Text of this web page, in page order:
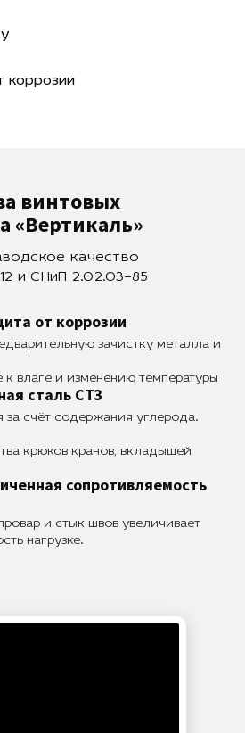
коррозии
винтовых
«Вертикаль»
качество
и СНиП 2.02.03–85
от коррозии
зачистку металла и
к влаге и изменению температуры
сталь СТЗ
за счёт содержания углерода.
крюков кранов, вкладышей
сопротивляемость
и стык швов увеличивает
нагрузке.